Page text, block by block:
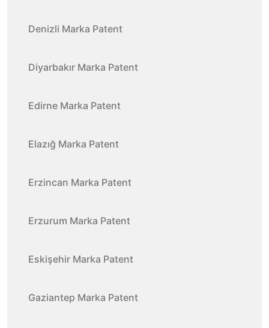
Denizli Marka Patent
Diyarbakır Marka Patent
Edirne Marka Patent
Elazığ Marka Patent
Erzincan Marka Patent
Erzurum Marka Patent
Eskişehir Marka Patent
Gaziantep Marka Patent